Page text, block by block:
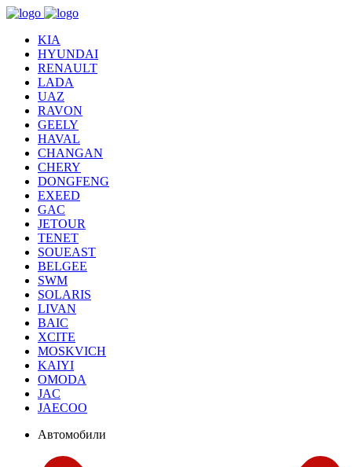
KIA
HYUNDAI
RENAULT
LADA
UAZ
RAVON
GEELY
HAVAL
CHANGAN
CHERY
DONGFENG
EXEED
GAC
JETOUR
TENET
SOUEAST
BELGEE
SWM
SOLARIS
LIVAN
BAIC
XCITE
MOSKVICH
KAIYI
OMODA
JAC
JAECOO
Автомобили